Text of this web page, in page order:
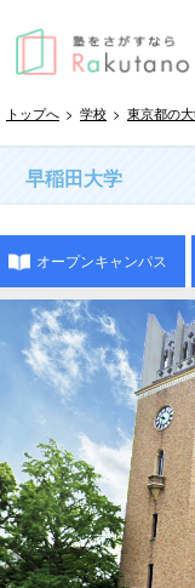
トップへ > 学校 > 東京都の
早稲田大学
オープンキャンパス